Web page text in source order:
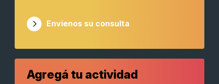
Envienos su consulta
Agregá tu actividad